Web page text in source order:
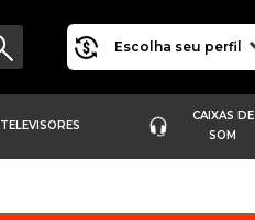
Escolha seu perfil
TELEVISORES
CAIXAS DE
SOM